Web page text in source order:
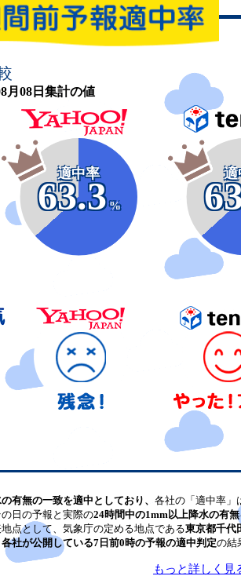
月08日集計の値
適中率
63.3
%
適
有無の一致を適中としており、 各社の「適中率」
日の予報と実際の24時間中の1mm以上降水の有無
点として、気象庁の定める地点である東京都千代
各社が公開している7日前0時の予報の適中判定の結
もっと詳しく見